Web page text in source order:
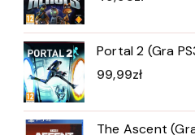
Portal 2 (Gra
99,99zł
The Ascent